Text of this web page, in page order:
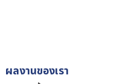
ผลงานของเรา